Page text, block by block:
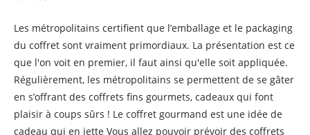
Les métropolitains certifient que l’emballage et le packaging
du coffret sont vraiment primordiaux. La présentation est ce
que l'on voit en premier, il faut ainsi qu'elle soit appliquée.
Régulièrement, les métropolitains se permettent de se gâter
en s’offrant des coffrets fins gourmets, cadeaux qui font
plaisir à coups sûrs ! Le coffret gourmand est une idée de
cadeau qui en jette Vous allez pouvoir prévoir des coffrets